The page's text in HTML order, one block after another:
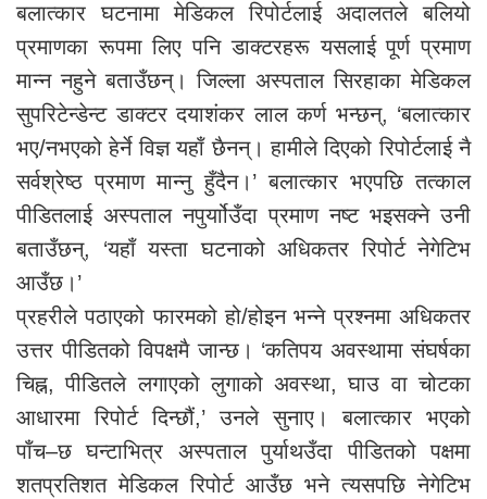
बलात्कार घटनामा मेडिकल रिपोर्टलाई अदालतले बलियो
प्रमाणका रूपमा लिए पनि डाक्टरहरू यसलाई पूर्ण प्रमाण
मान्न नहुने बताउँछन्। जिल्ला अस्पताल सिरहाका मेडिकल
सुपरिटेन्डेन्ट डाक्टर दयाशंकर लाल कर्ण भन्छन्, ‘बलात्कार
भए/नभएको हेर्ने विज्ञ यहाँ छैनन्। हामीले दिएको रिपोर्टलाई नै
सर्वश्रेष्ठ प्रमाण मान्नु हुँदैन।’ बलात्कार भएपछि तत्काल
पीडितलाई अस्पताल नपुर्याोउँदा प्रमाण नष्ट भइसक्ने उनी
बताउँछन्, ‘यहाँ यस्ता घटनाको अधिकतर रिपोर्ट नेगेटिभ
आउँछ।’
प्रहरीले पठाएको फारमको हो/होइन भन्ने प्रश्नमा अधिकतर
उत्तर पीडितको विपक्षमै जान्छ। ‘कतिपय अवस्थामा संघर्षका
चिह्न, पीडितले लगाएको लुगाको अवस्था, घाउ वा चोटका
आधारमा रिपोर्ट दिन्छौं,’ उनले सुनाए। बलात्कार भएको
पाँच–छ घन्टाभित्र अस्पताल पुर्याथउँदा पीडितको पक्षमा
शतप्रतिशत मेडिकल रिपोर्ट आउँछ भने त्यसपछि नेगेटिभ